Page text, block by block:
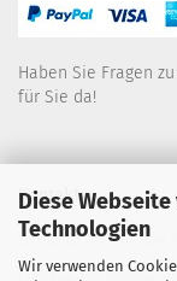
Diese
Technologien
Wir verwenden
Haben Sie Fragen
für Sie da!
Kontakt
Wir sind für Sie wie